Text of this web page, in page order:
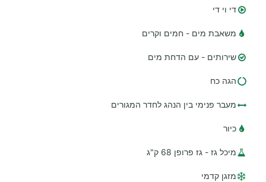
די וי די
משאבת מים - חמים וקרים
שירותים - עם הדחת מים
הגה כח
מעבר פנימי בין הנהג לחדר המגורים
כיור
מיכל גז - גז פרופן 68 ק"ג
מזגן קדמי